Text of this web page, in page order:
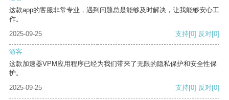
这款app的客服非常专业，遇到问题总是能够及时解决，让我能够安心工
作。
2025-09-25
支持[0] 反对[0]
游客
这款加速器VPM应用程序已经为我们带来了无限的隐私保护和安全性保
护。
2025-09-25
支持[0] 反对[0]